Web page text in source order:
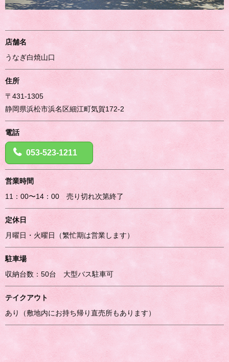
店舗名
うなぎ白焼山口
住所
〒431-1305
静岡県浜松市浜名区細江町気賀172-2
電話
053-523-1211
営業時間
11：00〜14：00 売り切れ次第終了
定休日
月曜日・火曜日（繁忙期は営業します）
駐車場
収納台数：50台 大型バス駐車可
テイクアウト
あり（敷地内にお持ち帰り直売所もあります）